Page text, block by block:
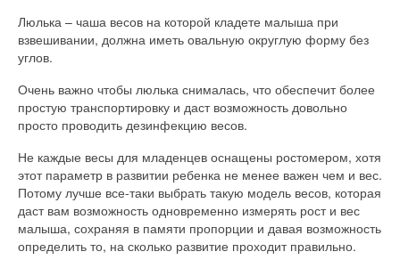
Люлька – чаша весов на которой кладете малыша при
взвешивании, должна иметь овальную округлую форму без
углов.
Очень важно чтобы люлька снималась, что обеспечит более
простую транспортировку и даст возможность довольно
просто проводить дезинфекцию весов.
Не каждые весы для младенцев оснащены ростомером, хотя
этот параметр в развитии ребенка не менее важен чем и вес.
Потому лучше все-таки выбрать такую модель весов, которая
даст вам возможность одновременно измерять рост и вес
малыша, сохраняя в памяти пропорции и давая возможность
определить то, на сколько развитие проходит правильно.